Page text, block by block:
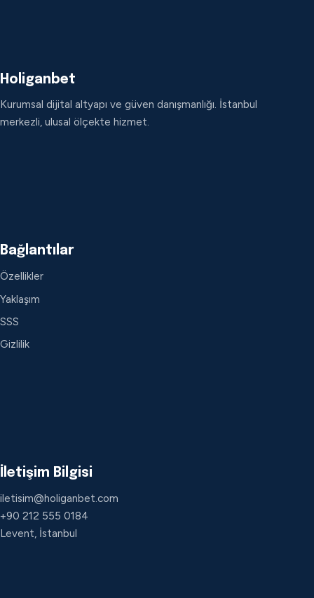
Holiganbet
Kurumsal dijital altyapı ve güven danışmanlığı. İstanbul
merkezli, ulusal ölçekte hizmet.
Bağlantılar
Özellikler
Yaklaşım
SSS
Gizlilik
İletişim Bilgisi
iletisim@holiganbet.com
+90 212 555 0184
Levent, İstanbul